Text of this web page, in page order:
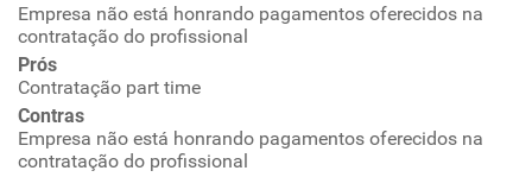
Oportunidade de promoção
Ambiente de trabalho
Conciliação com a vida familiar
Empresa não está honrando pagamentos oferecidos na
contratação do profissional
Prós
Contratação part time
Contras
Empresa não está honrando pagamentos oferecidos na
contratação do profissional